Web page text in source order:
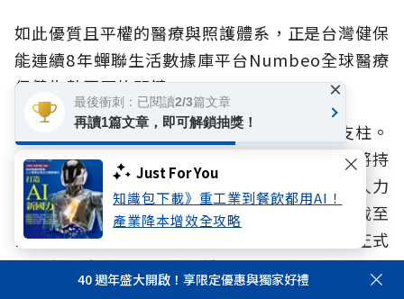
Just For You
知識包下載》重工業到餐飲都用AI！
產業降本增效全攻略
如此優質且平權的醫療與照護體系，正是台灣健保
能連續8年蟬聯生活數據庫平台Numbeo全球醫療
保健指數冠軍的關鍵。
陳亮妤表示，財務與人力是健保永續的雙重支柱。
在財務端，除了維持健保安全準備金，未來也將持
續研議健保支付改革及多元財源挹注方案；在人力
端，健保署在今年也陸續調整急重難罕支付，截至
115年6月已經挹注60億元；另外，衛福部已正式
通過將三班護病比入法，健保署調升住院護理費至
21億元，預計4年達到100億的規模，支持第一線
40 週年盛大開啟！享限定優惠與獨家好禮
最後衝刺：已閱讀2/3篇文章
再讀1篇文章，即可解鎖抽獎！
×